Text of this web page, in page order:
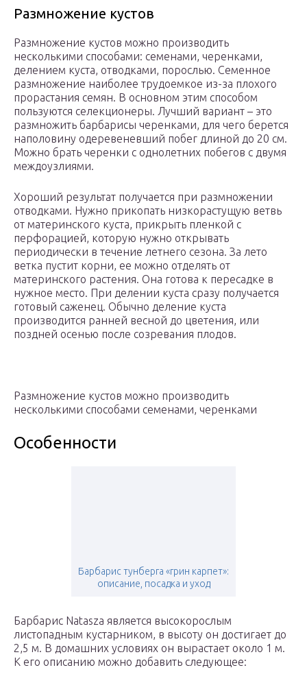
Размножение кустов
Размножение кустов можно производить
несколькими способами: семенами, черенками,
делением куста, отводками, порослью. Семенное
размножение наиболее трудоемкое из-за плохого
прорастания семян. В основном этим способом
пользуются селекционеры. Лучший вариант – это
размножить барбарисы черенками, для чего берется
наполовину одеревеневший побег длиной до 20 см.
Можно брать черенки с однолетних побегов с двумя
междоузлиями.
Хороший результат получается при размножении
отводками. Нужно прикопать низкорастущую ветвь
от материнского куста, прикрыть пленкой с
перфорацией, которую нужно открывать
периодически в течение летнего сезона. За лето
ветка пустит корни, ее можно отделять от
материнского растения. Она готова к пересадке в
нужное место. При делении куста сразу получается
готовый саженец. Обычно деление куста
производится ранней весной до цветения, или
поздней осенью после созревания плодов.
Размножение кустов можно производить
несколькими способами семенами, черенками
Особенности
Барбарис тунберга «грин карпет»:
описание, посадка и уход
Барбарис Natasza является высокорослым
листопадным кустарником, в высоту он достигает до
2,5 м. В домашних условиях он вырастает около 1 м.
К его описанию можно добавить следующее: